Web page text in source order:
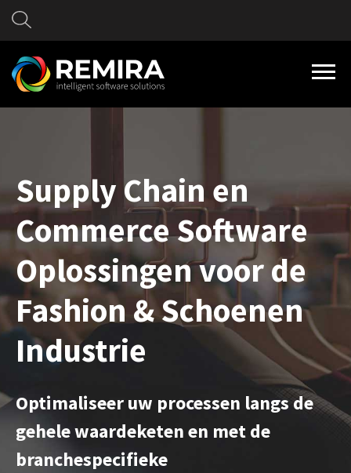
Supply Chain en
Commerce Software
Oplossingen voor de
Fashion & Schoenen
Industrie
Optimaliseer uw processen langs de
gehele waardeketen en met de
branchespecifieke